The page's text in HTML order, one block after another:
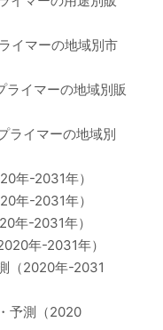
イマーの地域別市
ライマーの地域別販
ライマーの地域別
年-2031年）
年-2031年）
年-2031年）
年-2031年）
（2020年-2031
予測（2020